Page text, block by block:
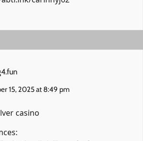
15, 2025 at 8:49 pm
casino